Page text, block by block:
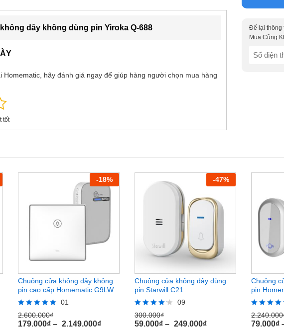
dây không dùng pin Yiroka Q-688
Homematic, hãy đánh giá ngay để giúp hàng người chọn mua hàng
tốt
Để lại thông
Mua Cũng
SĐT
-18%
Chuông cửa không dây không
pin cao cấp Homematic G9LW
Rated
5.00
01
2.600.000₫
179.000₫ – 2.149.000₫
-47%
Chuông cửa không dây dùng
pin Starwill C21
Rated
4.11
09
300.000₫
59.000₫ – 249.000₫
Chuông
pin
Rated
4.36
2.240.000
79.000₫